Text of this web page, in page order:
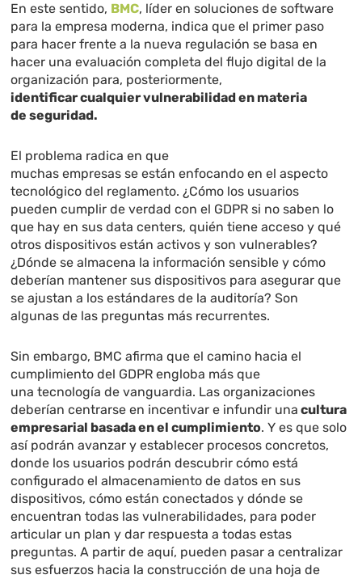
En este sentido, BMC, líder en soluciones de software
para la empresa moderna, indica que el primer paso
para hacer frente a la nueva regulación se basa en
hacer una evaluación completa del flujo digital de la
organización para, posteriormente,
identificar cualquier vulnerabilidad en materia
de seguridad.
El problema radica en que
muchas empresas se están enfocando en el aspecto
tecnológico del reglamento. ¿Cómo los usuarios
pueden cumplir de verdad con el GDPR si no saben lo
que hay en sus data centers, quién tiene acceso y qué
otros dispositivos están activos y son vulnerables?
¿Dónde se almacena la información sensible y cómo
deberían mantener sus dispositivos para asegurar que
se ajustan a los estándares de la auditoría? Son
algunas de las preguntas más recurrentes.
Sin embargo, BMC afirma que el camino hacia el
cumplimiento del GDPR engloba más que
una tecnología de vanguardia. Las organizaciones
deberían centrarse en incentivar e infundir una cultura
empresarial basada en el cumplimiento. Y es que solo
así podrán avanzar y establecer procesos concretos,
donde los usuarios podrán descubrir cómo está
configurado el almacenamiento de datos en sus
dispositivos, cómo están conectados y dónde se
encuentran todas las vulnerabilidades, para poder
articular un plan y dar respuesta a todas estas
preguntas. A partir de aquí, pueden pasar a centralizar
sus esfuerzos hacia la construcción de una hoja de